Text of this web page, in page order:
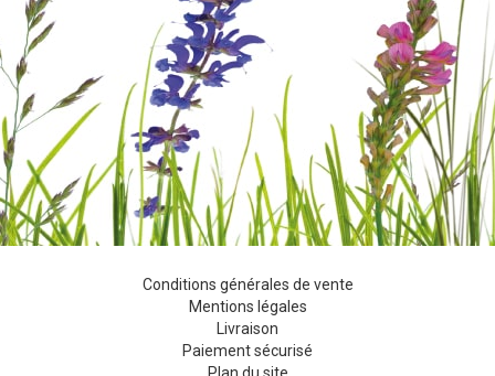
Conditions générales de vente
Mentions légales
Livraison
Paiement sécurisé